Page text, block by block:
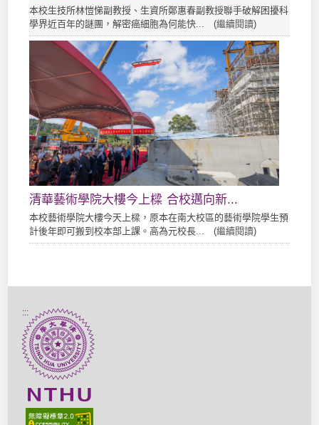
本校生技所林愷悌副教授、生資所鄭惠春副教授聯手破解困擾科
學界近百年的謎團，解密癌細胞為何能快... (繼續閱讀)
清華藝術學院大樓今上樑 合校邁向新...
本校藝術學院大樓今天上樑，原本在南大校區的藝術學院學生預
計後年即可搬到校本部上課。高為元校長... (繼續閱讀)
:::